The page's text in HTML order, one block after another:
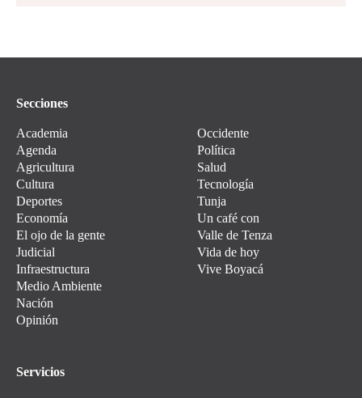
Secciones
Academia
Agenda
Agricultura
Cultura
Deportes
Economía
El ojo de la gente
Judicial
Infraestructura
Medio Ambiente
Nación
Opinión
Occidente
Política
Salud
Tecnología
Tunja
Un café con
Valle de Tenza
Vida de hoy
Vive Boyacá
Servicios